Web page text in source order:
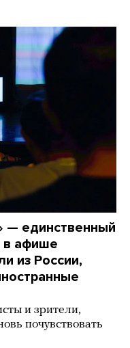
— единственный
в афише
из России,
и зрители,
почувствовать